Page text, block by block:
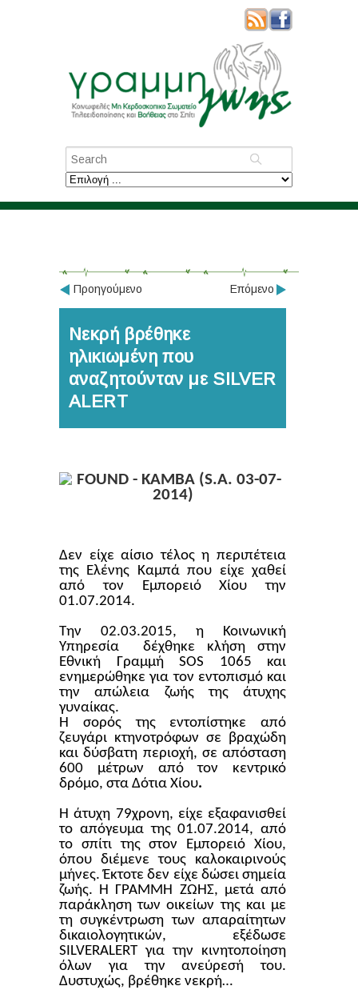
Προηγούμενο Επόμενο
Νεκρή βρέθηκε
ηλικιωμένη που
αναζητούνταν με SILVER
ALERT
Δεν είχε αίσιο τέλος η περιπέτεια
της Ελένης Καμπά που είχε χαθεί
από τον Εμπορειό Χίου την
01.07.2014.
Την 02.03.2015, η Κοινωνική
Υπηρεσία
δέχθηκε κλήση στην
Εθνική Γραμμή SOS 1065 και
ενημερώθηκε για τον εντοπισμό και
την απώλεια ζωής της άτυχης
γυναίκας.
Η σορός της εντοπίστηκε από
ζευγάρι κτηνοτρόφων σε βραχώδη
και δύσβατη περιοχή, σε απόσταση
600 μέτρων από τον κεντρικό
δρόμο, στα Δότια Χίου.
Η άτυχη 79χρονη, είχε εξαφανισθεί
το απόγευμα της 01.07.2014, από
το σπίτι της στον Εμπορειό Χίου,
όπου διέμενε τους καλοκαιρινούς
μήνες. Έκτοτε δεν είχε δώσει σημεία
ζωής. Η ΓΡΑΜΜΗ ΖΩΗΣ, μετά από
παράκληση των οικείων της και με
τη συγκέντρωση των απαραίτητων
δικαιολογητικών, εξέδωσε
SILVERALERT για την κινητοποίηση
όλων για την ανεύρεσή του.
Δυστυχώς, βρέθηκε νεκρή…